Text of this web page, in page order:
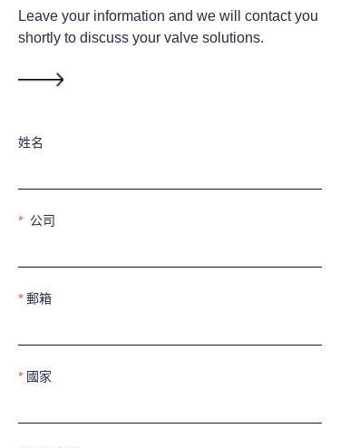
姓名
公司
郵箱
國家
Leave your information and we will contact you
shortly to discuss your valve solutions.